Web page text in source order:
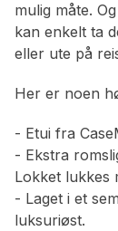
mulig måte.
kan enkelt ta
eller ute på
Her er noen
- Etui fra
- Ekstra
Lokket lukkes
- Laget i et
luksuriøst.